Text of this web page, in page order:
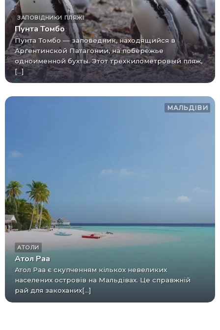
ЗАПОВІДНИКИ ПЛЯЖІ
Пунта Томбо
Пунта Томбо — заповедник, находящийся в
Аргентинской Патагонии, на побережье
одноименной бухты. Этот трехкилометровый пляж,
[...]
МАЛЬДІВИ
АТОЛИ
Атол Раа
Атол Раа є скупченням кількох невеликих
населених островів на Мальдівах. Це справжній
рай для закоханих[...]